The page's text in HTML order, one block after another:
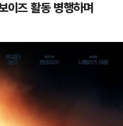
이즈 활동 병행하며